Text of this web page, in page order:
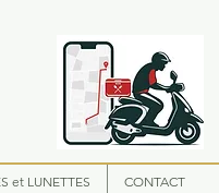
et LUNETTES CONTACT